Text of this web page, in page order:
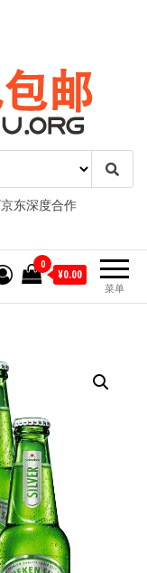
元包邮,九
东深度合作
菜单
0
¥0.00